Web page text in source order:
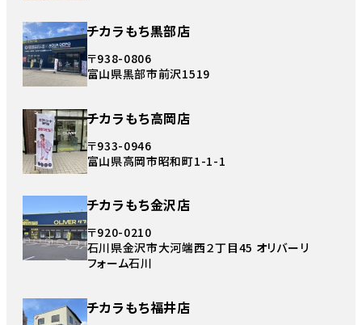
チカラもち黒部店
〒938-0806
富山県黒部市前沢1519
チカラもち高岡店
〒933-0946
富山県高岡市昭和町1-1-1
チカラもち金沢店
〒920-0210
石川県金沢市大河端西２丁目45 オリバーリ
フォーム石川
チカラもち福井店